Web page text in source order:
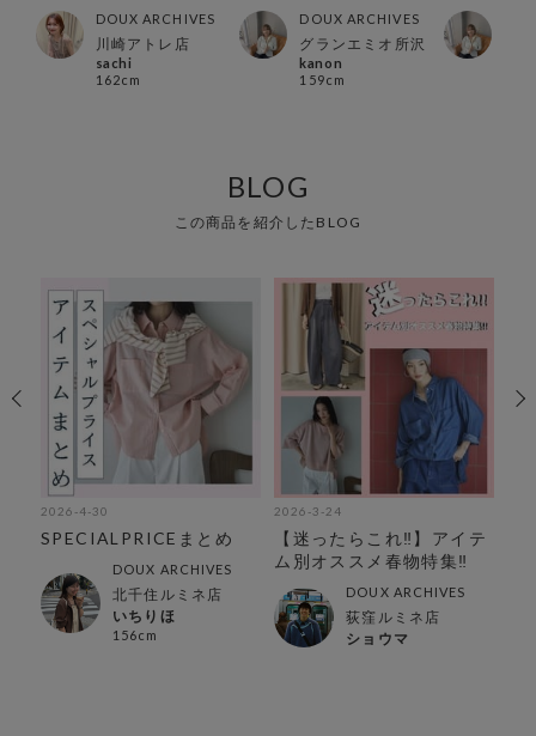
DOUX ARCHIVES
川崎アトレ店
sachi
162cm
DOUX ARCHIVES
グランエミオ所沢
kanon
159cm
BLOG
この商品を紹介したBLOG
2026-4-30
SPECIALPRICEまとめ
DOUX ARCHIVES
北千住ルミネ店
いちりほ
156cm
2026-3-24
【迷ったらこれ‼︎】アイテ
ム別オススメ春物特集‼︎
DOUX ARCHIVES
荻窪ルミネ店
ショウマ